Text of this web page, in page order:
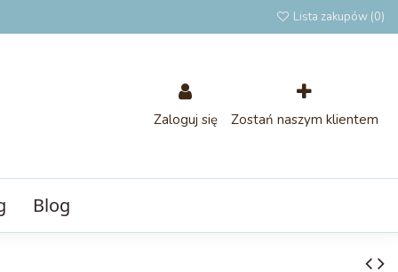
Lista zakupów (0)
Zaloguj się Zostań naszym klientem
Blog